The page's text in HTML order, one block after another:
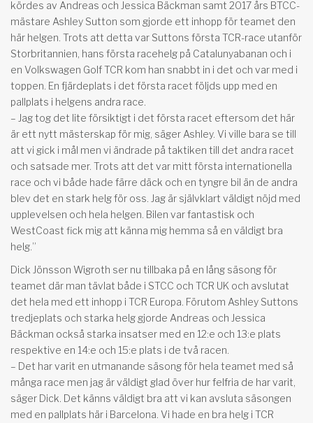
kördes av Andreas och Jessica Bäckman samt 2017 års BTCC-
mästare Ashley Sutton som gjorde ett inhopp för teamet den
här helgen. Trots att detta var Suttons första TCR-race utanför
Storbritannien, hans första racehelg på Catalunyabanan och i
en Volkswagen Golf TCR kom han snabbt in i det och var med i
toppen. En fjärdeplats i det första racet följds upp med en
pallplats i helgens andra race.
– Jag tog det lite försiktigt i det första racet eftersom det här
är ett nytt mästerskap för mig, säger Ashley. Vi ville bara se till
att vi gick i mål men vi ändrade på taktiken till det andra racet
och satsade mer. Trots att det var mitt första internationella
race och vi både hade färre däck och en tyngre bil än de andra
blev det en stark helg för oss. Jag är självklart väldigt nöjd med
upplevelsen och hela helgen. Bilen var fantastisk och
WestCoast fick mig att känna mig hemma så en väldigt bra
helg.”
Dick Jönsson Wigroth ser nu tillbaka på en lång säsong för
teamet där man tävlat både i STCC och TCR UK och avslutat
det hela med ett inhopp i TCR Europa. Förutom Ashley Suttons
tredjeplats och starka helg gjorde Andreas och Jessica
Bäckman också starka insatser med en 12:e och 13:e plats
respektive en 14:e och 15:e plats i de två racen.
– Det har varit en utmanande säsong för hela teamet med så
många race men jag är väldigt glad över hur felfria de har varit,
säger Dick. Det känns väldigt bra att vi kan avsluta säsongen
med en pallplats här i Barcelona. Vi hade en bra helg i TCR